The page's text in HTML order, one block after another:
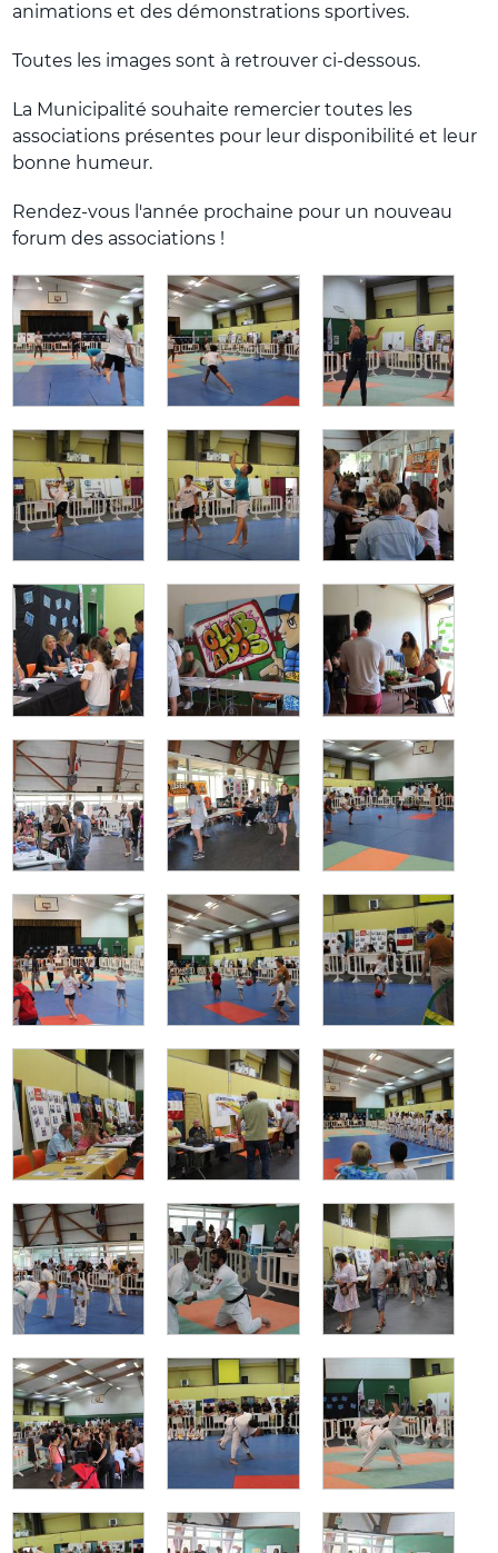
animations et des démonstrations sportives.
Toutes les images sont à retrouver ci-dessous.
La Municipalité souhaite remercier toutes les
associations présentes pour leur disponibilité et leur
bonne humeur.
Rendez-vous l'année prochaine pour un nouveau
forum des associations !